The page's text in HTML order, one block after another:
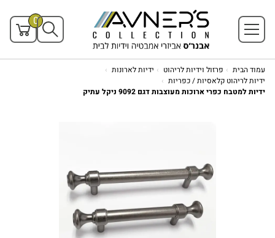
0
עמוד הבית פרזול וידיות לריהוט
ידיות לארונות
ידיות לריהוט קלאסיות / כפריות
ידיות למטבח כפרי ארוכות מעוצבות דגם 9092 ניקל עתיק